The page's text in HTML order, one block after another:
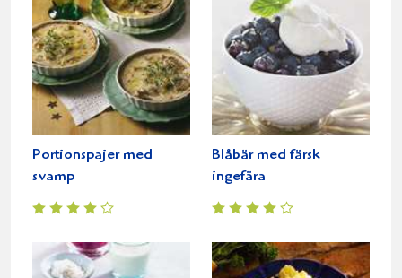
Portionspajer med
svamp
Blåbär med färsk
ingefära